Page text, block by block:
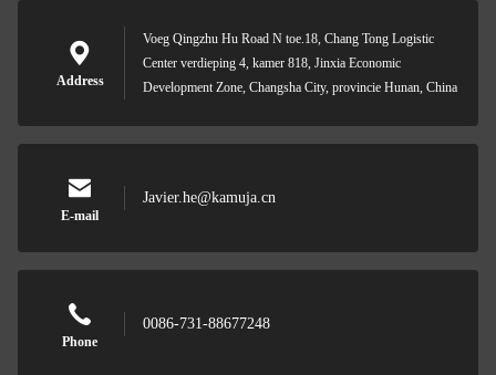
Address
Voeg Qingzhu Hu Road N toe.18, Chang Tong Logistic
Center verdieping 4, kamer 818, Jinxia Economic
Development Zone, Changsha City, provincie Hunan, China
E-mail
Javier.he@kamuja.cn
Phone
0086-731-88677248